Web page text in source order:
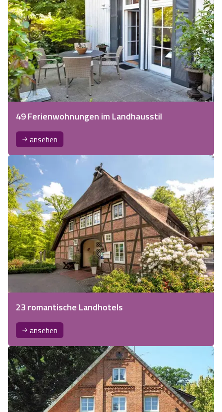
49 Ferienwohnungen im Landhausstil
ansehen
23 romantische Landhotels
ansehen